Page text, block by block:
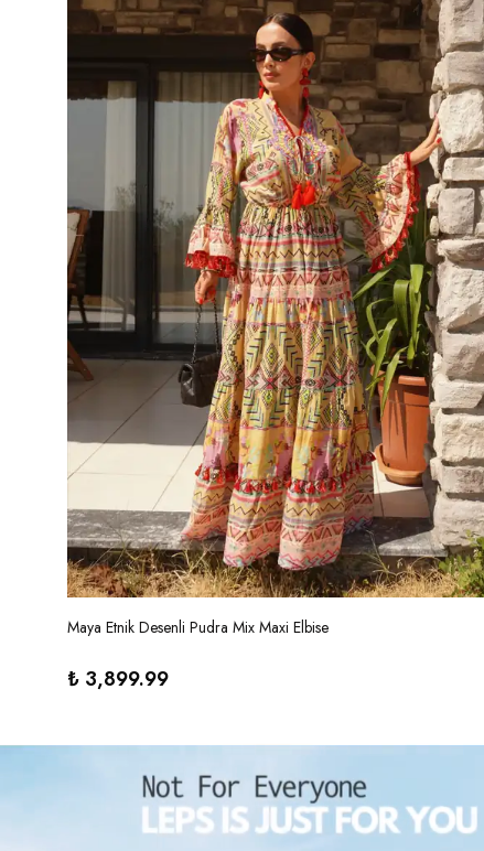
Maya Etnik Desenli Pudra Mix Maxi Elbise
₺ 3,899.99